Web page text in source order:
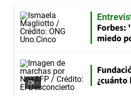
Forbes:
miedo
¿cuánto